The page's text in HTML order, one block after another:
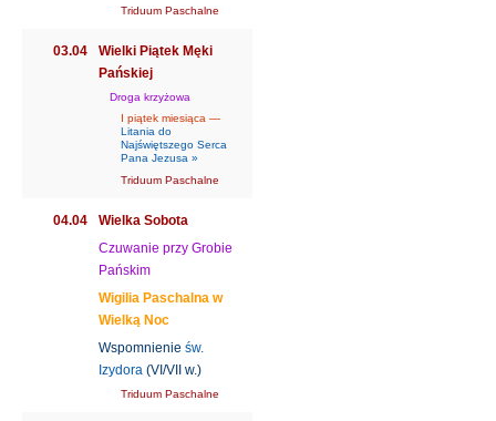
Triduum Paschalne
03.04
Wielki Piątek Męki
Pańskiej
Droga krzyżowa
I piątek miesiąca —
Litania do
Najświętszego Serca
Pana Jezusa »
Triduum Paschalne
04.04
Wielka Sobota
Czuwanie przy Grobie
Pańskim
Wigilia Paschalna w
Wielką Noc
Wspomnienie św.
Izydora (VI/VII w.)
Triduum Paschalne